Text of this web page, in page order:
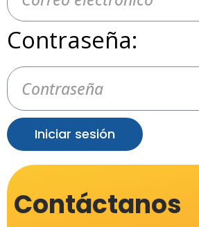
Contraseña:
Iniciar sesión
Contáctanos